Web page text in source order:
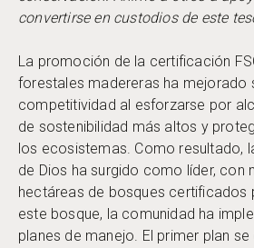
convertirse en custodios de este
La promoción de la certificación
forestales madereras ha mejorado
competitividad al esforzarse por
de sostenibilidad más altos y
los ecosistemas. Como resultado,
de Dios ha surgido como líder, con
hectáreas de bosques certificados
este bosque, la comunidad ha
planes de manejo. El primer plan